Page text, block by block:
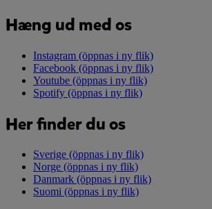
Hæng ud med os
Instagram (öppnas i ny flik)
Facebook (öppnas i ny flik)
Youtube (öppnas i ny flik)
Spotify (öppnas i ny flik)
Her finder du os
Sverige (öppnas i ny flik)
Norge (öppnas i ny flik)
Danmark (öppnas i ny flik)
Suomi (öppnas i ny flik)